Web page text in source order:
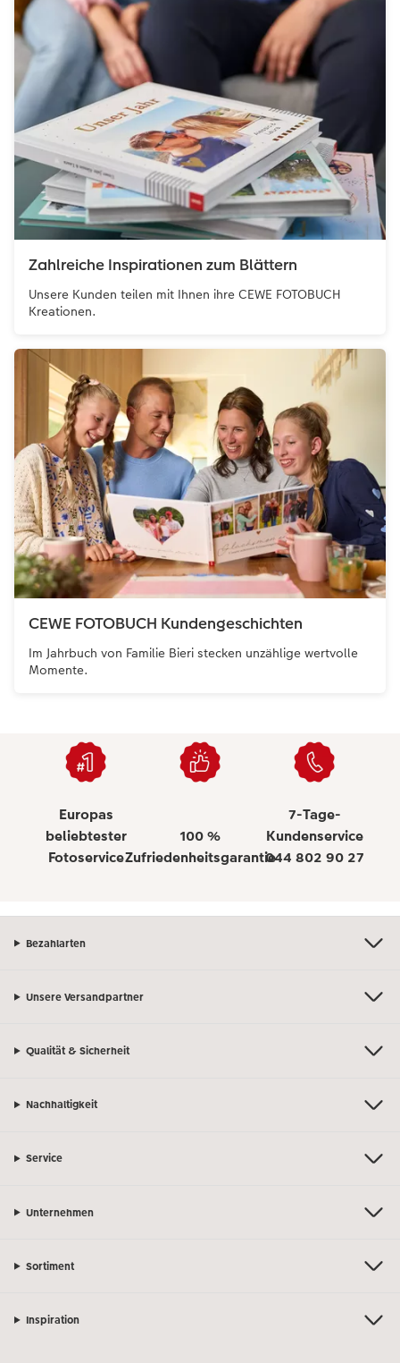
Zahlreiche Inspirationen zum Blättern
Unsere Kunden teilen mit Ihnen ihre CEWE FOTOBUCH
Kreationen.
CEWE FOTOBUCH Kundengeschichten
Im Jahrbuch von Familie Bieri stecken unzählige wertvolle
Momente.
Europas
beliebtester
Fotoservice
100 %
Zufriedenheitsgarantie
7-Tage-
Kundenservice
044 802 90 27
Bezahlarten
Unsere Versandpartner
Qualität & Sicherheit
Nachhaltigkeit
Service
Unternehmen
Sortiment
Inspiration